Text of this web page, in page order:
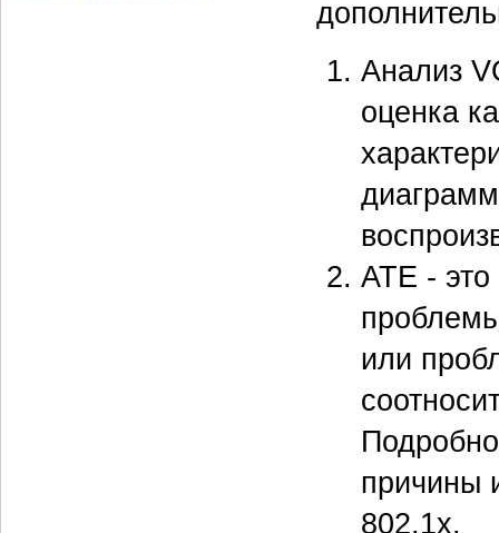
Анализ
оценка
ATE -
или
причины
802.1x.